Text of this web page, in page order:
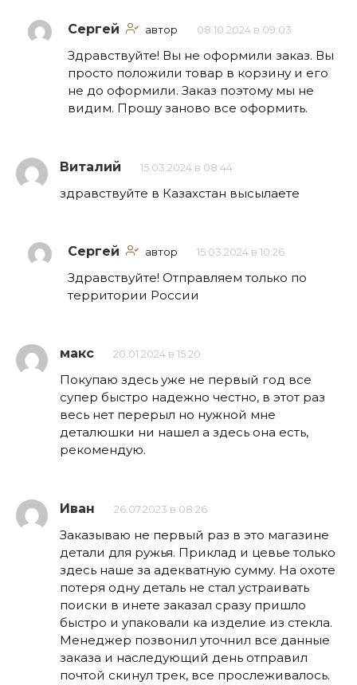
Сергей автор 08.10.2024 в 09:03
Здравствуйте! Вы не оформили заказ. Вы
просто положили товар в корзину и его
не до оформили. Заказ поэтому мы не
видим. Прошу заново все оформить.
Виталий 15.03.2024 в 08:44
здравствуйте в Казахстан высылаете
Сергей автор 15.03.2024 в 10:26
Здравствуйте! Отправляем только по
территории России
макс 20.01.2024 в 15:20
Покупаю здесь уже не первый год все
супер быстро надежно честно, в этот раз
весь нет перерыл но нужной мне
деталюшки ни нашел а здесь она есть,
рекомендую.
Иван 26.07.2023 в 08:26
Заказываю не первый раз в это магазине
детали для ружья. Приклад и цевье только
здесь наше за адекватную сумму. На охоте
потеря одну деталь не стал устраивать
поиски в инете заказал сразу пришло
быстро и упаковали ка изделие из стекла.
Менеджер позвонил уточнил все данные
заказа и наследующий день отправил
почтой скинул трек, все прослеживалось.